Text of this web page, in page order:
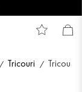
Tricouri
Tricou